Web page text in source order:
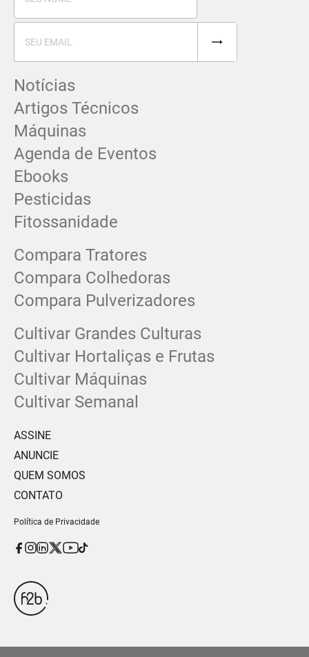
Notícias
Artigos Técnicos
Máquinas
Agenda de Eventos
Ebooks
Pesticidas
Fitossanidade
Compara Tratores
Compara Colhedoras
Compara Pulverizadores
Cultivar Grandes Culturas
Cultivar Hortaliças e Frutas
Cultivar Máquinas
Cultivar Semanal
ASSINE
ANUNCIE
QUEM SOMOS
CONTATO
Política de Privacidade